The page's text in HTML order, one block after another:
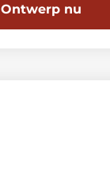
Ontwerp nu